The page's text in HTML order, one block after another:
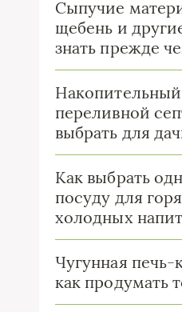
Сыпучие
щебень и
знать прежде
переливной
выбрать для
Как выбрать
посуду для
холодных
Чугунная печь-
как продумать